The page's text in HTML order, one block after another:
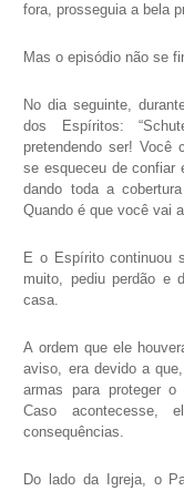
fora, prosseguia a bela
Mas o episódio não se
No dia seguinte,
dos Espíritos:
pretendendo ser! Você
se esqueceu de confiar
dando toda a
Quando é que você vai
E o Espírito continuou
muito, pediu perdão e
casa.
A ordem que ele
aviso, era devido a
armas para proteger
Caso acontecesse,
consequências.
Do lado da Igreja, o